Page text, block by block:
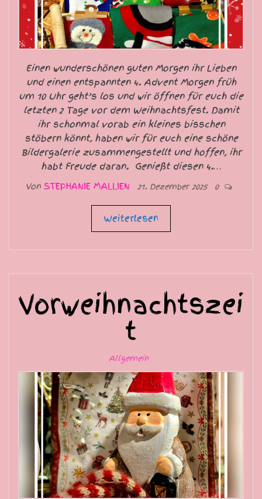
Einen wunderschönen guten Morgen ihr Lieben
und einen entspannten 4. Advent Morgen früh
um 10 Uhr geht’s los und wir öffnen für euch die
letzten 2 Tage vor dem Weihnachtsfest. Damit
ihr schonmal vorab ein kleines bisschen
stöbern könnt, haben wir für euch eine schöne
Bildergalerie zusammengestellt und hoffen, ihr
habt Freude daran. Genießt diesen 4.…
Von STEPHANIE MALLIEN 21. Dezember 2025 0
Weiterlesen
Vorweihnachtszei
t
Allgemein